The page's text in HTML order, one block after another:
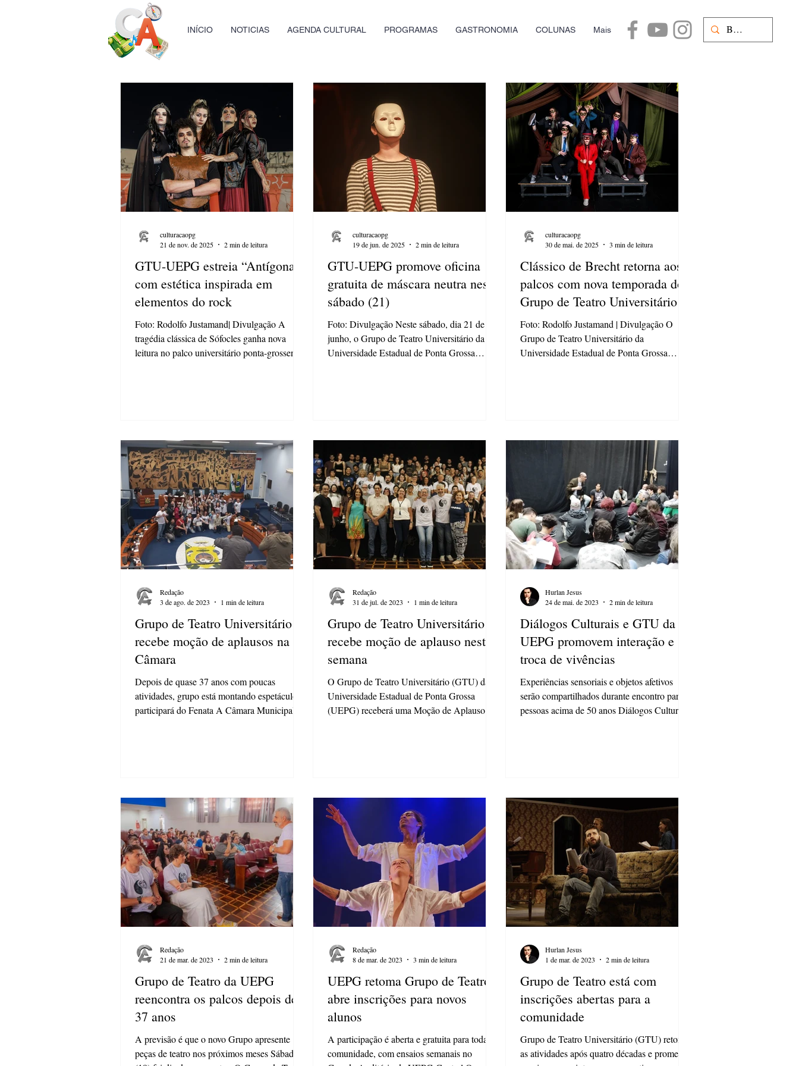
INÍCIO NOTICIAS AGENDA CULTURAL PROGRAMAS GASTRONOMIA COLUNAS Mais
GTU-UEPG estreia “Antígona”
com estética inspirada em
elementos do rock
Foto: Rodolfo Justamand| Divulgação A
tragédia clássica de Sófocles ganha nova
leitura no palco universitário ponta-grossense.
“Antígona” , obra escrita no século V a.C. e
considerada um marco do teatro grego.
Integrante da chamada “Trilogia Tebana”, ao
lado de “Édipo Rei” e “Édipo em Colono
culturacaopg
21 de nov. de 2025
2 min de leitura
GTU-UEPG promove oficina
gratuita de máscara neutra neste
sábado (21)
Foto: Divulgação Neste sábado, dia 21 de
junho, o Grupo de Teatro Universitário da
Universidade Estadual de Ponta Grossa
culturacaopg
19 de jun. de 2025
2 min de leitura
Clássico de Brecht retorna aos
palcos com nova temporada do
Grupo de Teatro Universitário
da UEPG
Foto: Rodolfo Justamand | Divulgação O
Grupo de Teatro Universitário da
Universidade Estadual de Ponta Grossa
culturacaopg
30 de mai. de 2025
3 min de leitura
Grupo de Teatro Universitário
recebe moção de aplausos na
Câmara
Depois de quase 37 anos com poucas
atividades, grupo está montando espetáculos e
participará do Fenata A Câmara Municipal de
Redação
3 de ago. de 2023
1 min de leitura
Grupo de Teatro Universitário
recebe moção de aplauso nesta
semana
O Grupo de Teatro Universitário (GTU) da
Universidade Estadual de Ponta Grossa
(UEPG) receberá uma Moção de Aplauso na
Redação
31 de jul. de 2023
1 min de leitura
Diálogos Culturais e GTU da
UEPG promovem interação e
troca de vivências
Experiências sensoriais e objetos afetivos
serão compartilhados durante encontro para
pessoas acima de 50 anos Diálogos Culturais
Hurlan Jesus
24 de mai. de 2023
2 min de leitura
Grupo de Teatro da UEPG
reencontra os palcos depois de
37 anos
A previsão é que o novo Grupo apresente
peças de teatro nos próximos meses Sábado
Redação
21 de mar. de 2023
2 min de leitura
UEPG retoma Grupo de Teatro e
abre inscrições para novos
alunos
A participação é aberta e gratuita para toda a
comunidade, com ensaios semanais no
Redação
8 de mar. de 2023
3 min de leitura
Grupo de Teatro está com
inscrições abertas para a
comunidade
Grupo de Teatro Universitário (GTU) retoma
as atividades após quatro décadas e promete
Hurlan Jesus
1 de mar. de 2023
2 min de leitura